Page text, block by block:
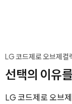
LG 코드제로 오브제컬
선택의 이유
LG 코드제로 오브